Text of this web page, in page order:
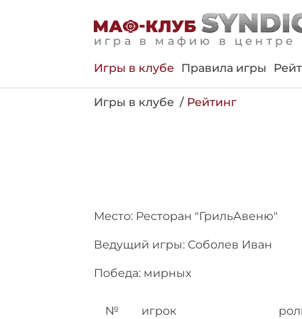
игра в мафию в центре
Игры в клубе Правила игры
Игры в клубе Рейтинг
Место: Ресторан "ГрильАвеню"
Ведущий игры: Соболев Иван
Победа: мирных
№ игрок